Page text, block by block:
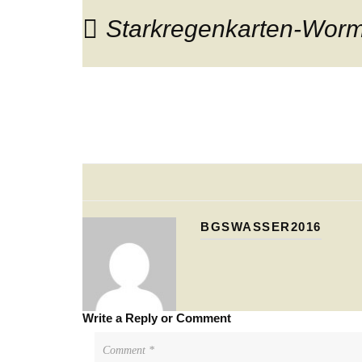
Starkregenkarten-
BGSWASSER2016
Write a Reply or Comment